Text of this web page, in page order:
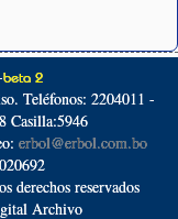
beta 2
Teléfonos: 2204011 -
Casilla:5946
erbol@erbol.com.bo
reservados
Archivo